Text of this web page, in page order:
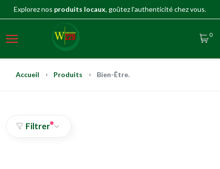
Explorez nos produits locaux, goûtez l'authenticité chez vous.
0
Accueil Produits Bien-Être.
Filtrer